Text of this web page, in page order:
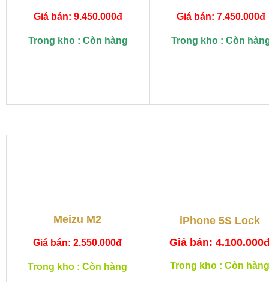
Giá bán: 9.450.000đ
Trong kho : Còn hàng
Giá bán: 7.450.000đ
Trong kho : Còn
Meizu M2
Giá bán: 2.550.000đ
Trong kho : Còn hàng
iPhone 5S Lock
Giá bán:
Trong kho : Còn hàng